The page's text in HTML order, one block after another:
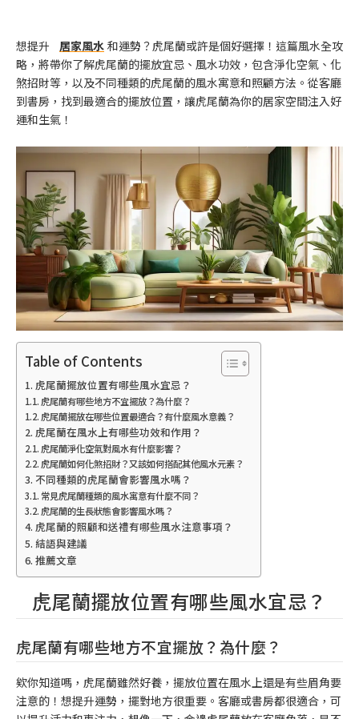
想提升 居家風水 和運勢？虎尾蘭或許是個好選擇！這篇風水全攻
略，將帶你了解虎尾蘭的擺放宜忌、風水功效，包含淨化空氣、化
煞招財等，以及不同種類的虎尾蘭的風水寓意和照顧方法。從客廳
到書房，找到最適合的擺放位置，讓虎尾蘭為你的居家空間注入好
運和生氣！
Table of Contents
虎尾蘭擺放位置有哪些風水宜忌？
虎尾蘭有哪些地方不宜擺放？為什麼？
虎尾蘭擺放在哪些位置最適合？有什麼風水意義？
虎尾蘭在風水上有哪些功效和作用？
虎尾蘭淨化空氣對風水有什麼影響？
虎尾蘭如何化煞招財？又該如何搭配其他風水元素？
不同種類的虎尾蘭會影響風水嗎？
常見虎尾蘭種類的風水寓意有什麼不同？
虎尾蘭的生長狀態會影響風水嗎？
虎尾蘭的照顧和送禮有哪些風水注意事項？
結語與建議
推薦文章
虎尾蘭擺放位置有哪些風水宜忌？
虎尾蘭有哪些地方不宜擺放？為什麼？
欸你知道嗎，虎尾蘭雖然好養，擺放位置在風水上還是有些眉角要
注意的！想提升運勢，擺對地方很重要。客廳或書房都很適合，可